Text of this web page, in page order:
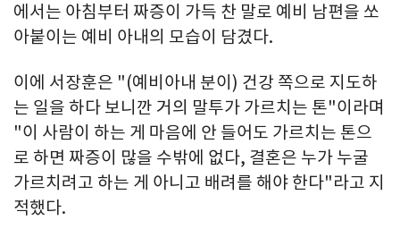
에서는 아침부터 짜증이 가득 찬 말로 예비 남편을 쏘
아붙이는 예비 아내의 모습이 담겼다.
이에 서장훈은 "(예비아내 분이) 건강 쪽으로 지도하
는 일을 하다 보니깐 거의 말투가 가르치는 톤"이라며
"이 사람이 하는 게 마음에 안 들어도 가르치는 톤으
로 하면 짜증이 많을 수밖에 없다, 결혼은 누가 누굴
가르치려고 하는 게 아니고 배려를 해야 한다"라고 지
적했다.